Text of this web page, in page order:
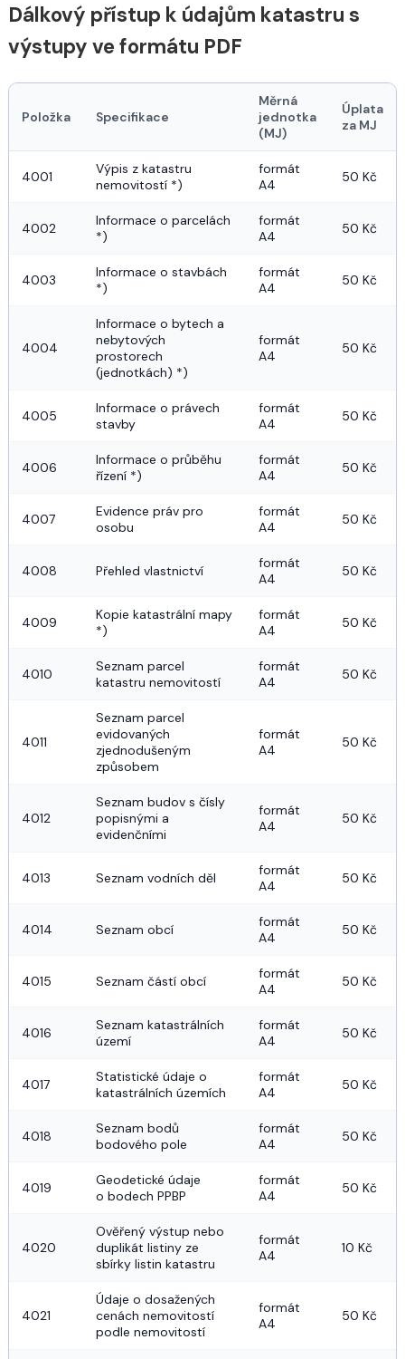
Dálkový přístup k údajům katastru s
výstupy ve formátu PDF
Položka Specifikace
Měrná
jednotka
(MJ)
Úplata
za MJ
4001
Výpis z katastru
nemovitostí *)
formát
A4
50 Kč
4002
Informace o parcelách
*)
formát
A4
50 Kč
4003
Informace o stavbách
*)
formát
A4
50 Kč
4004
Informace o bytech a
nebytových
prostorech
(jednotkách) *)
formát
A4
50 Kč
4005
Informace o právech
stavby
formát
A4
50 Kč
4006
Informace o průběhu
řízení *)
formát
A4
50 Kč
4007
Evidence práv pro
osobu
formát
A4
50 Kč
4008 Přehled vlastnictví
formát
A4
50 Kč
4009
Kopie katastrální mapy
*)
formát
A4
50 Kč
4010
Seznam parcel
katastru nemovitostí
formát
A4
50 Kč
4011
Seznam parcel
evidovaných
zjednodušeným
způsobem
formát
A4
50 Kč
4012
Seznam budov s čísly
popisnými a
evidenčními
formát
A4
50 Kč
4013 Seznam vodních děl
formát
A4
50 Kč
4014 Seznam obcí
formát
A4
50 Kč
4015 Seznam částí obcí
formát
A4
50 Kč
4016
Seznam katastrálních
území
formát
A4
50 Kč
4017
Statistické údaje o
katastrálních územích
formát
A4
50 Kč
4018
Seznam bodů
bodového pole
formát
A4
50 Kč
4019
Geodetické údaje
o bodech PPBP
formát
A4
50 Kč
4020
Ověřený výstup nebo
duplikát listiny ze
sbírky listin katastru
formát
A4
10 Kč
4021
Údaje o dosažených
cenách nemovitostí
podle nemovitostí
formát
A4
50 Kč